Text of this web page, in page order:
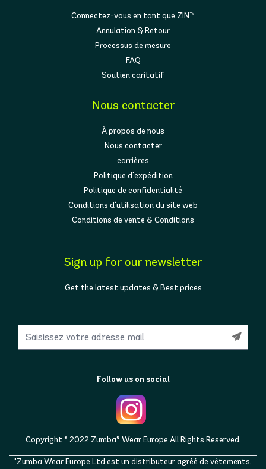
Connectez-vous en tant que ZIN™
Annulation & Retour
Processus de mesure
FAQ
Soutien caritatif
Nous contacter
À propos de nous
Nous contacter
carrières
Politique d'expédition
Politique de confidentialité
Conditions d'utilisation du site web
Conditions de vente & Conditions
Sign up for our newsletter
Get the latest updates & Best prices
Follow us on social
Copyright © 2022 Zumba® Wear Europe All Rights Reserved.
"Zumba Wear Europe Ltd est un distributeur agréé de vêtements,